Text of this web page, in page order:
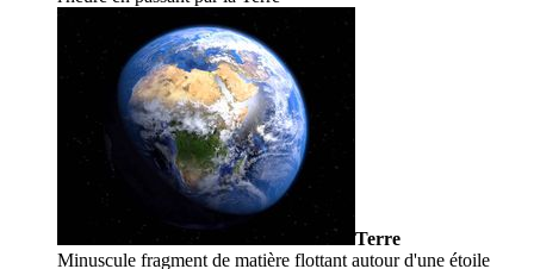
Terre
Minuscule fragment de matière flottant autour d'une étoile